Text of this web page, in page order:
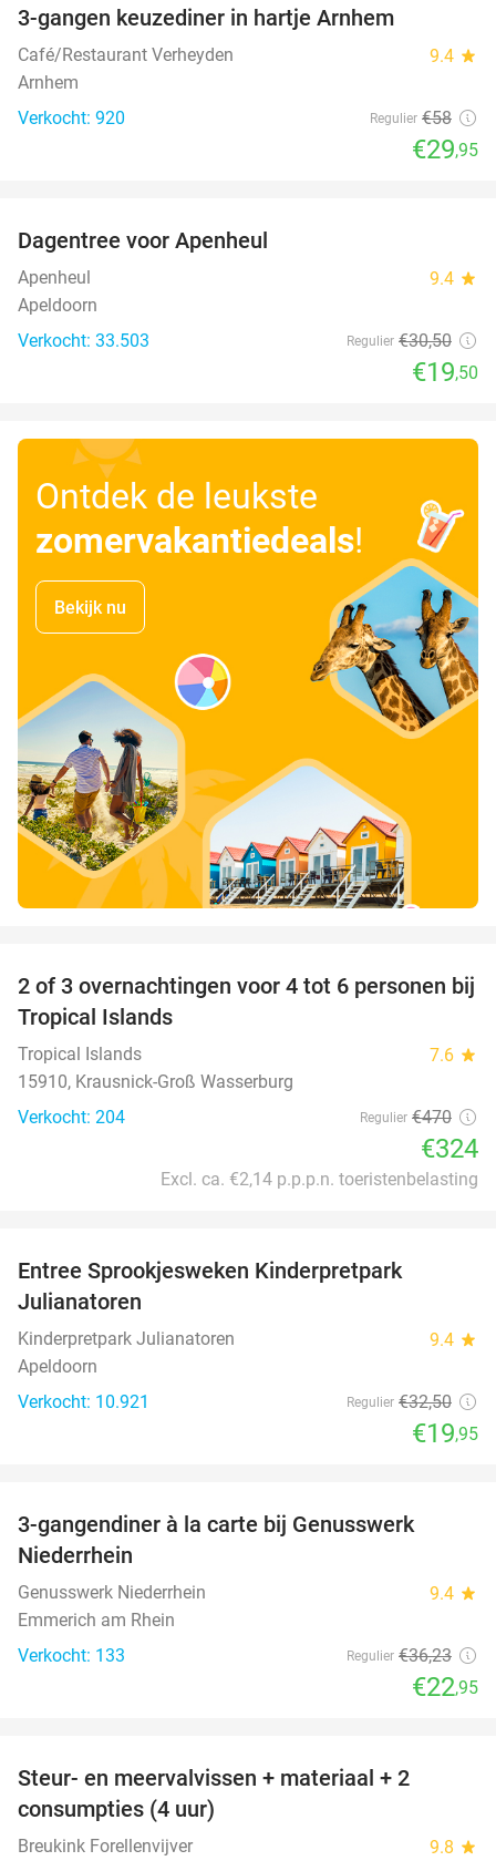
3-gangen keuzediner in hartje Arnhem
Café/Restaurant Verheyden 9.4 star
Arnhem
Verkocht: 920
Regulier €58
€29,95
Dagentree voor Apenheul
Apenheul 9.4 star
Apeldoorn
Verkocht: 33.503
Regulier €30,50
€19,50
Ontdek de leukste
zomervakantiedeals!
Bekijk nu
31%
2 of 3 overnachtingen voor 4 tot 6 personen bij
Tropical Islands
Tropical Islands 7.6 star
15910, Krausnick-Groß Wasserburg
Verkocht: 204
Regulier €470
€324
Excl. ca. €2,14 p.p.p.n. toeristenbelasting
Entree Sprookjesweken Kinderpretpark
Julianatoren
Kinderpretpark Julianatoren 9.4 star
Apeldoorn
Verkocht: 10.921
Regulier €32,50
€19,95
3-gangendiner à la carte bij Genusswerk
Niederrhein
Genusswerk Niederrhein 9.4 star
Emmerich am Rhein
Verkocht: 133
Regulier €36,23
€22,95
Steur- en meervalvissen + materiaal + 2
consumpties (4 uur)
Breukink Forellenvijver 9.8 star